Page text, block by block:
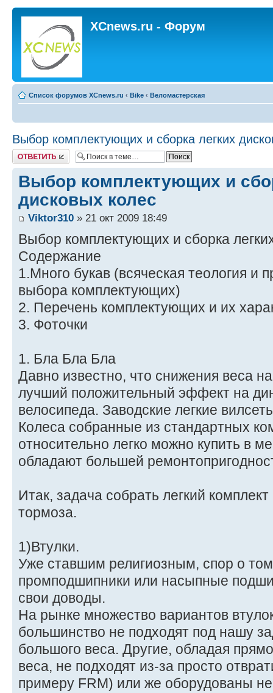
XCnews.ru - Форум
Список форумов XCnews.ru ‹ Bike ‹ Веломастерская
Выбор комплектующих и сборка легких
Ответить
Выбор комплектующих и
дисковых колес
Viktor310 » 21 окт 2009 18:49
Выбор комплектующих и сборка
Содержание
1.Много букав (всяческая теология и
выбора комплектующих)
2. Перечень комплектующих и их
3. Фоточки
1. Бла Бла Бла
Давно известно, что снижения веса
лучший положительный эффект на
велосипеда. Заводские легкие
Колеса собранные из стандартных
относительно легко можно купить в
обладают большей
Итак, задача собрать легкий
тормоза.
1)Втулки.
Уже ставшим религиозным, спор о
промподшипники или насыпные
свои доводы.
На рынке множество вариантов
большинство не подходят под нашу
большого веса. Другие, обладая
веса, не подходят из-за просто
примеру FRM) или же оборудованы